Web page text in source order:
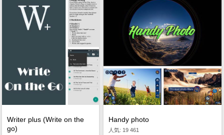
Writer plus (Write on the
go)
Handy photo
人気: 19 461